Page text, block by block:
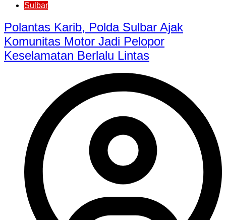
Sulbar
Polantas Karib, Polda Sulbar Ajak
Komunitas Motor Jadi Pelopor
Keselamatan Berlalu Lintas